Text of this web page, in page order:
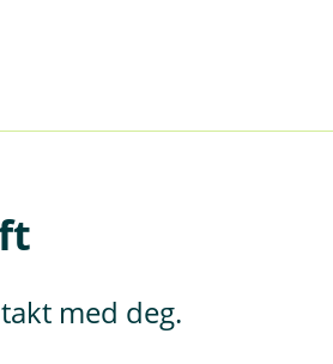
med deg.